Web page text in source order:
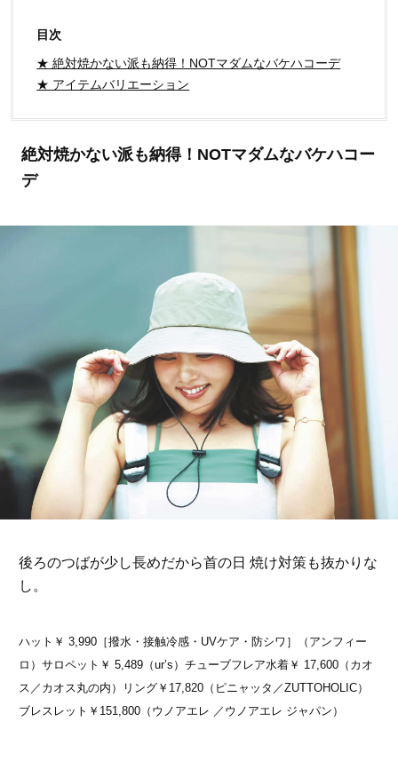
目次
★ 絶対焼かない派も納得！NOTマダムなバケハコーデ
★ アイテムバリエーション
絶対焼かない派も納得！NOTマダムなバケハコー
デ
後ろのつばが少し長めだから首の日 焼け対策も抜かりな
し。
ハット￥ 3,990［撥水・接触冷感・UVケア・防シワ］（アンフィー
ロ）サロペット￥ 5,489（ur’s）チューブフレア水着￥ 17,600（カオ
ス／カオス丸の内）リング￥17,820（ピニャッタ／ZUTTOHOLIC）
ブレスレット￥151,800（ウノアエレ ／ウノアエレ ジャパン）